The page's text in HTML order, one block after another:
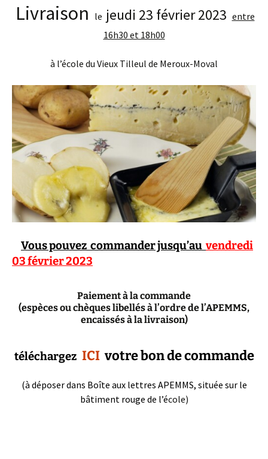
Livraison le jeudi 23 février 2023 entre
16h30 et 18h00
à l’école du Vieux Tilleul de Meroux-Moval
Vous pouvez commander jusqu’au vendredi
03 février 2023
Paiement à la commande
(espèces ou chèques libellés à l’ordre de l’APEMMS,
encaissés à la livraison)
téléchargez ICI votre bon de commande
(à déposer dans Boîte aux lettres APEMMS, située sur le
bâtiment rouge de l’école)